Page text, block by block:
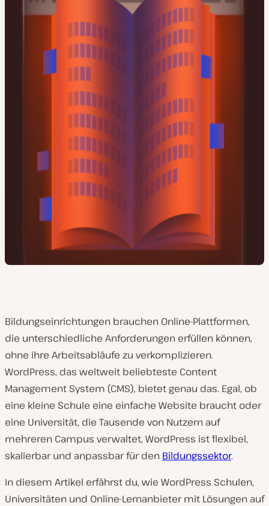
Bildungseinrichtungen brauchen Online-Plattformen,
die unterschiedliche Anforderungen erfüllen können,
ohne ihre Arbeitsabläufe zu verkomplizieren.
WordPress, das weltweit beliebteste Content
Management System (CMS), bietet genau das. Egal, ob
eine kleine Schule eine einfache Website braucht oder
eine Universität, die Tausende von Nutzern auf
mehreren Campus verwaltet, WordPress ist flexibel,
skalierbar und anpassbar für den Bildungssektor.
In diesem Artikel erfährst du, wie WordPress Schulen,
Universitäten und Online-Lernanbieter mit Lösungen auf